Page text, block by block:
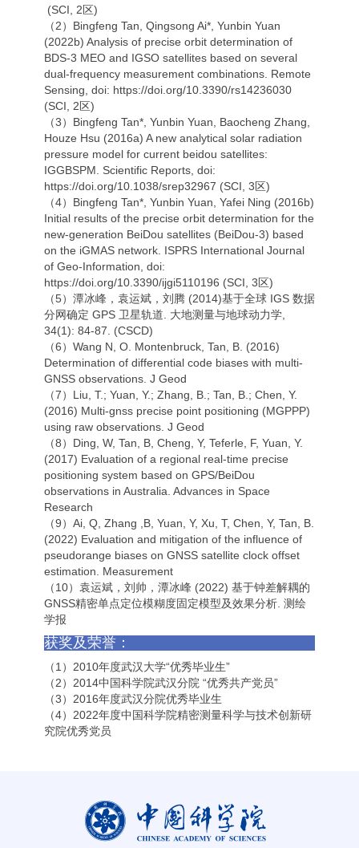
(SCI, 2区)
（2）Bingfeng Tan, Qingsong Ai*, Yunbin Yuan
(2022b) Analysis of precise orbit determination of
BDS-3 MEO and IGSO satellites based on several
dual-frequency measurement combinations. Remote
Sensing, doi: https://doi.org/10.3390/rs14236030
(SCI, 2区)
（3）Bingfeng Tan*, Yunbin Yuan, Baocheng Zhang,
Houze Hsu (2016a) A new analytical solar radiation
pressure model for current beidou satellites:
IGGBSPM. Scientific Reports, doi:
https://doi.org/10.1038/srep32967 (SCI, 3区)
（4）Bingfeng Tan*, Yunbin Yuan, Yafei Ning (2016b)
Initial results of the precise orbit determination for the
new-generation BeiDou satellites (BeiDou-3) based
on the iGMAS network. ISPRS International Journal
of Geo-Information, doi:
https://doi.org/10.3390/ijgi5110196 (SCI, 3区)
（5）潭冰峰，袁运斌，刘腾 (2014)基于全球 IGS 数据
分网确定 GPS 卫星轨道. 大地测量与地球动力学,
34(1): 84-87. (CSCD)
（6）Wang N, O. Montenbruck, Tan, B. (2016)
Determination of differential code biases with multi-
GNSS observations. J Geod
（7）Liu, T.; Yuan, Y.; Zhang, B.; Tan, B.; Chen, Y.
(2016) Multi-gnss precise point positioning (MGPPP)
using raw observations. J Geod
（8）Ding, W, Tan, B, Cheng, Y, Teferle, F, Yuan, Y.
(2017) Evaluation of a regional real-time precise
positioning system based on GPS/BeiDou
observations in Australia. Advances in Space
Research
（9）Ai, Q, Zhang ,B, Yuan, Y, Xu, T, Chen, Y, Tan, B.
(2022) Evaluation and mitigation of the influence of
pseudorange biases on GNSS satellite clock offset
estimation. Measurement
（10）袁运斌，刘帅，潭冰峰 (2022) 基于钟差解耦的
GNSS精密单点定位模糊度固定模型及效果分析. 测绘
学报
获奖及荣誉：
（1）2010年度武汉大学“优秀毕业生”
（2）2014中国科学院武汉分院 “优秀共产党员”
（3）2016年度武汉分院优秀毕业生
（4）2022年度中国科学院精密测量科学与技术创新研
究院优秀党员